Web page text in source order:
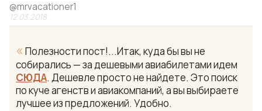
@mrvacationer1
12.03.2018
« Полезности пост!...Итак, куда бы вы не
собирались — за дешевыми авиабилетами идем
СЮДА. Дешевле просто не найдете. Это поиск
по куче агенств и авиакомпаний, а вы выбираете
лучшее из предложений. Удобно.